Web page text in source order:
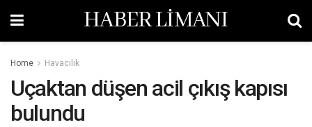
HABER LİMANI
Home Havacılık
Uçaktan düşen acil çıkış kapısı
bulundu